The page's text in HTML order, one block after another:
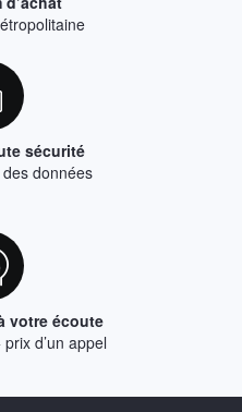
sécurité
données
votre écoute
d’un appel